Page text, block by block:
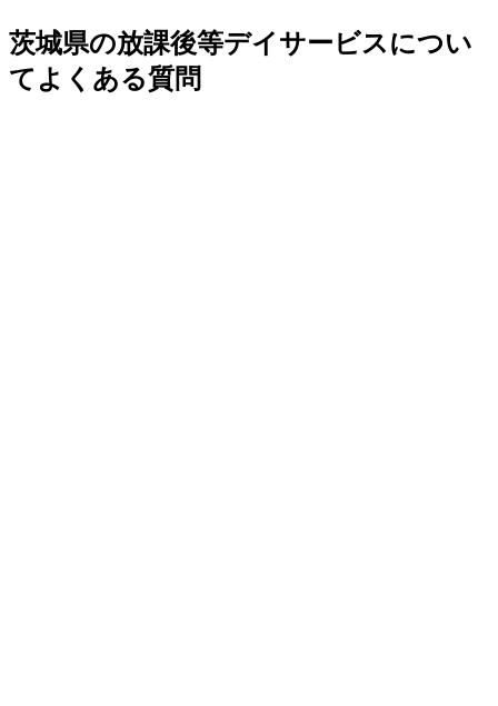
茨城県の放課後等デイサービスについ
てよくある質問